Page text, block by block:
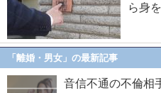
ら身
「離婚・男女」の最新記事
音信不通の不倫相